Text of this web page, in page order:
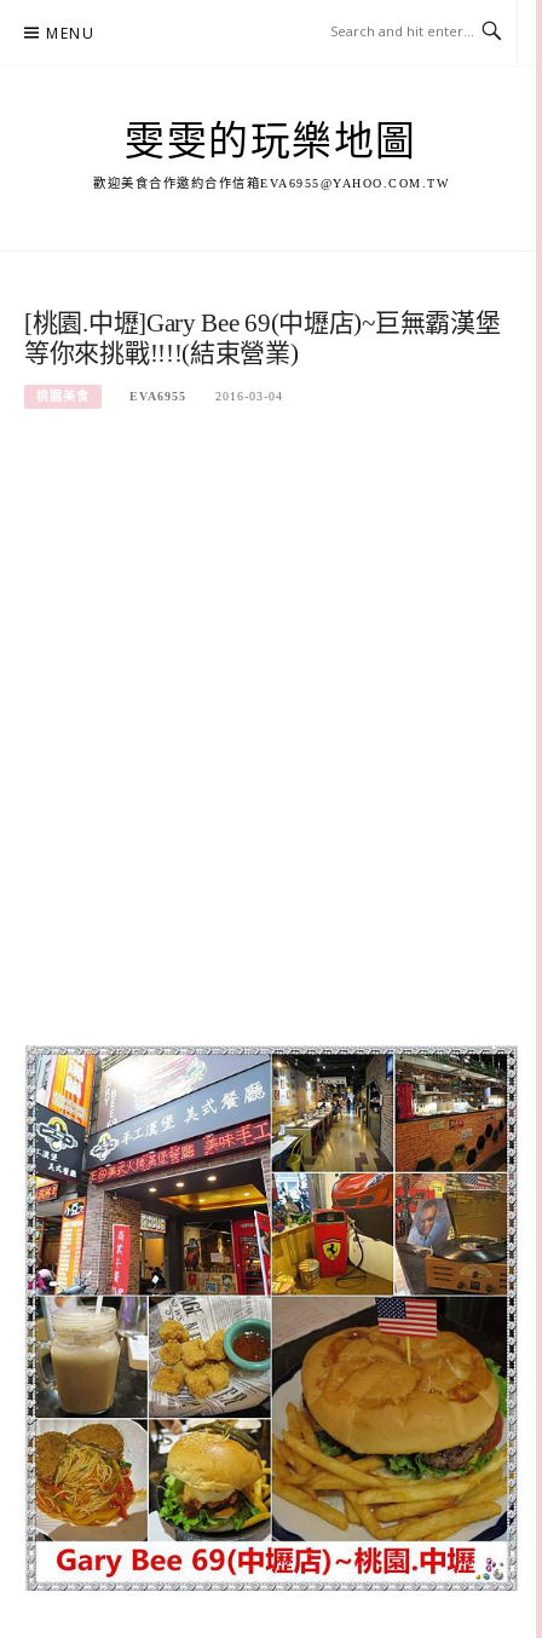
MENU
雯雯的玩樂地圖
歡迎美食合作邀約合作信箱EVA6955@YAHOO.COM.TW
[桃園.中壢]Gary Bee 69(中壢店)~巨無霸漢堡
等你來挑戰!!!!(結束營業)
桃園美食 EVA6955 2016-03-04